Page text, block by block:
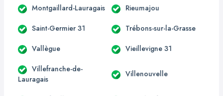
Montgaillard-Lauragais Rieumajou
Saint-Germier 31 Trébons-sur-la-Grasse
Vallègue Vieillevigne 31
Villefranche-de-
Lauragais
Villenouvelle